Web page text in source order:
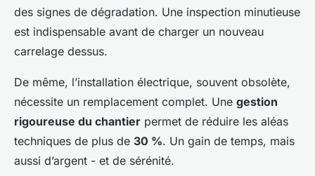
des signes de dégradation. Une inspection minutieuse
est indispensable avant de charger un nouveau
carrelage dessus.
De même, l’installation électrique, souvent obsolète,
nécessite un remplacement complet. Une gestion
rigoureuse du chantier permet de réduire les aléas
techniques de plus de 30 %. Un gain de temps, mais
aussi d’argent - et de sérénité.